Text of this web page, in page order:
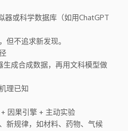
器或科学数据库（如用ChatGPT
但不追求新发现。
生成合成数据，再用文科模型做
理已知
因果引擎 + 主动实验
新规律，如材料、药物、气候